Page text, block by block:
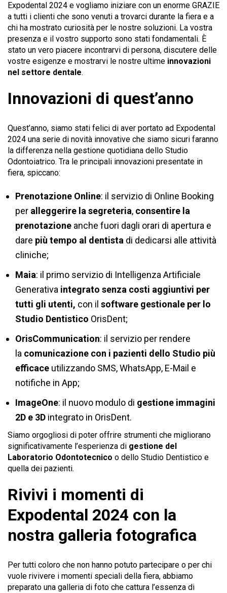
Expodental 2024 e vogliamo iniziare con un enorme GRAZIE
a tutti i clienti che sono venuti a trovarci durante la fiera e a
chi ha mostrato curiosità per le nostre soluzioni. La vostra
presenza e il vostro supporto sono stati fondamentali. È
stato un vero piacere incontrarvi di persona, discutere delle
vostre esigenze e mostrarvi le nostre ultime innovazioni
nel settore dentale.
Innovazioni di quest’anno
Quest’anno, siamo stati felici di aver portato ad Expodental
2024 una serie di novità innovative che siamo sicuri faranno
la differenza nella gestione quotidiana dello Studio
Odontoiatrico. Tra le principali innovazioni presentate in
fiera, spiccano:
Prenotazione Online: il servizio di Online Booking
per alleggerire la segreteria, consentire la
prenotazione anche fuori dagli orari di apertura e
dare più tempo al dentista di dedicarsi alle attività
cliniche;
Maia: il primo servizio di Intelligenza Artificiale
Generativa integrato senza costi aggiuntivi per
tutti gli utenti, con il software gestionale per lo
Studio Dentistico OrisDent;
OrisCommunication: il servizio per rendere
la comunicazione con i pazienti dello Studio più
efficace utilizzando SMS, WhatsApp, E-Mail e
notifiche in App;
ImageOne: il nuovo modulo di gestione immagini
2D e 3D integrato in OrisDent.
Siamo orgogliosi di poter offrire strumenti che migliorano
significativamente l’esperienza di gestione del
Laboratorio Odontotecnico o dello Studio Dentistico e
quella dei pazienti.
Rivivi i momenti di
Expodental 2024 con la
nostra galleria fotografica
Per tutti coloro che non hanno potuto partecipare o per chi
vuole rivivere i momenti speciali della fiera, abbiamo
preparato una galleria di foto che cattura l’essenza di